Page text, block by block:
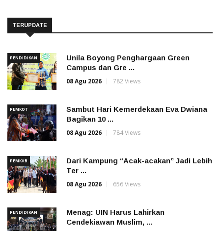
TERUPDATE
PENDIDIKAN
Unila Boyong Penghargaan Green
Campus dan Gre ...
08 Agu 2026
782 Views
PEMKOT
Sambut Hari Kemerdekaan Eva Dwiana
Bagikan 10 ...
08 Agu 2026
784 Views
PEMKAB
Dari Kampung “Acak-acakan” Jadi Lebih
Ter ...
08 Agu 2026
656 Views
PENDIDIKAN
Menag: UIN Harus Lahirkan
Cendekiawan Muslim, ...